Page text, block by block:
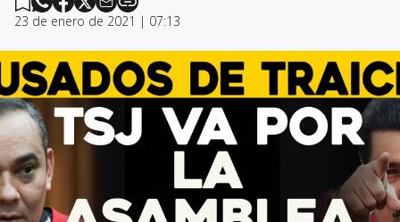
23 de enero de 2021 | 07:13